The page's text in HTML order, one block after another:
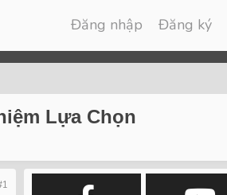
Đăng nhập Đăng ký
Lựa Chọn